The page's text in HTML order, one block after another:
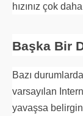
hızınız çok
Başka Bir
Bazı
varsayılan
yavaşsa belirgin